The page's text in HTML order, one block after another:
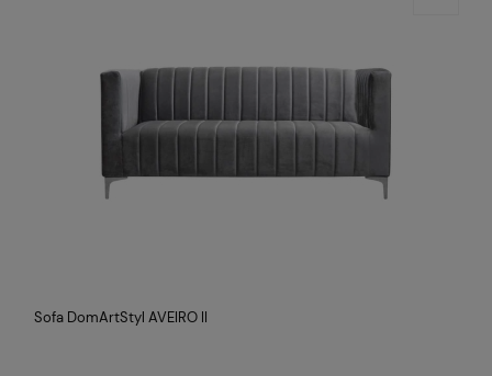
Sofa DomArtStyl AVEIRO II